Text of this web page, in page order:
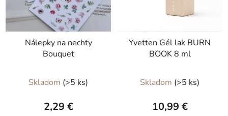
Nálepky na nechty
Bouquet
Skladom (>5 ks)
2,29 €
Yvetten Gél lak BURN
BOOK 8 ml
Skladom (>5 ks)
10,99 €